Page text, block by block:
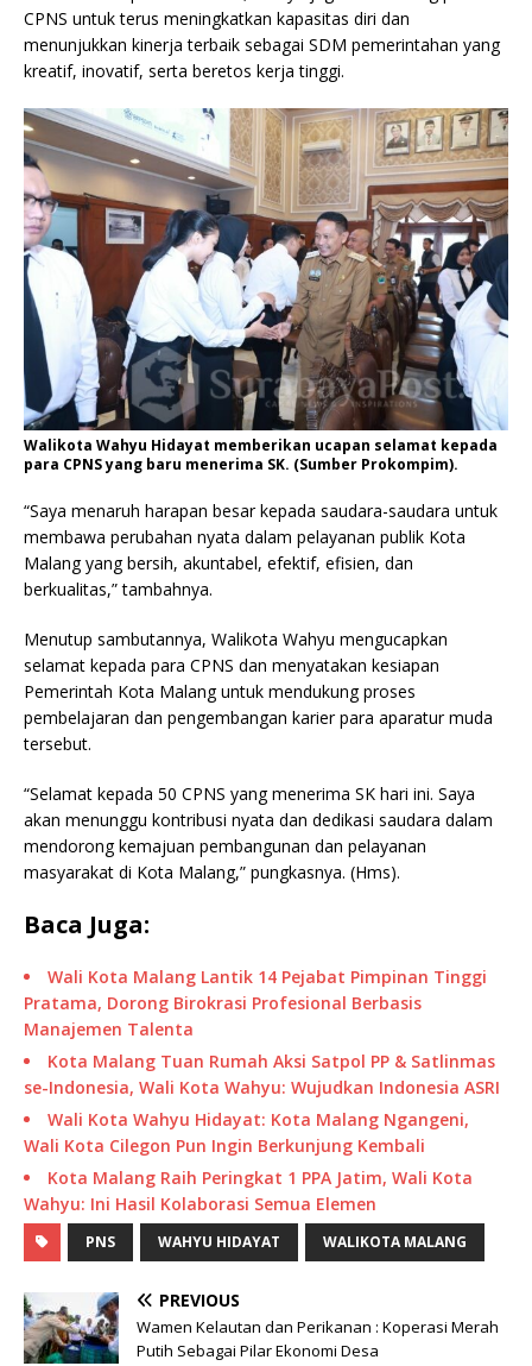
CPNS untuk terus meningkatkan kapasitas diri dan
menunjukkan kinerja terbaik sebagai SDM pemerintahan yang
kreatif, inovatif, serta beretos kerja tinggi.
Walikota Wahyu Hidayat memberikan ucapan selamat kepada
para CPNS yang baru menerima SK. (Sumber Prokompim).
“Saya menaruh harapan besar kepada saudara-saudara untuk
membawa perubahan nyata dalam pelayanan publik Kota
Malang yang bersih, akuntabel, efektif, efisien, dan
berkualitas,” tambahnya.
Menutup sambutannya, Walikota Wahyu mengucapkan
selamat kepada para CPNS dan menyatakan kesiapan
Pemerintah Kota Malang untuk mendukung proses
pembelajaran dan pengembangan karier para aparatur muda
tersebut.
“Selamat kepada 50 CPNS yang menerima SK hari ini. Saya
akan menunggu kontribusi nyata dan dedikasi saudara dalam
mendorong kemajuan pembangunan dan pelayanan
masyarakat di Kota Malang,” pungkasnya. (Hms).
Baca Juga:
Wali Kota Malang Lantik 14 Pejabat Pimpinan Tinggi
Pratama, Dorong Birokrasi Profesional Berbasis
Manajemen Talenta
Kota Malang Tuan Rumah Aksi Satpol PP & Satlinmas
se-Indonesia, Wali Kota Wahyu: Wujudkan Indonesia ASRI
Wali Kota Wahyu Hidayat: Kota Malang Ngangeni,
Wali Kota Cilegon Pun Ingin Berkunjung Kembali
Kota Malang Raih Peringkat 1 PPA Jatim, Wali Kota
Wahyu: Ini Hasil Kolaborasi Semua Elemen
PNS WAHYU HIDAYAT WALIKOTA MALANG
PREVIOUS
Wamen Kelautan dan Perikanan : Koperasi Merah
Putih Sebagai Pilar Ekonomi Desa